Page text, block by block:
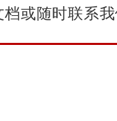
或随时联系